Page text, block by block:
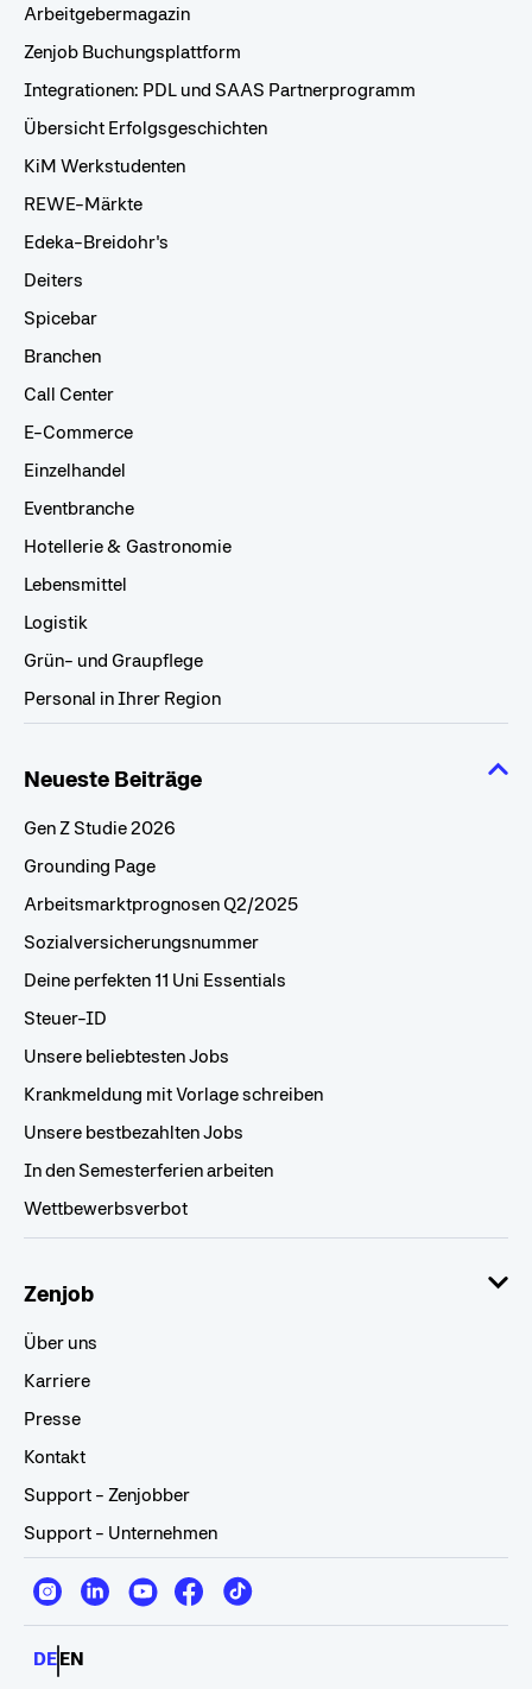
Arbeitgebermagazin
Zenjob Buchungsplattform
Integrationen: PDL und SAAS Partnerprogramm
Übersicht Erfolgsgeschichten
KiM Werkstudenten
REWE-Märkte
Edeka-Breidohr's
Deiters
Spicebar
Branchen
Call Center
E-Commerce
Einzelhandel
Eventbranche
Hotellerie & Gastronomie
Lebensmittel
Logistik
Grün- und Graupflege
Personal in Ihrer Region
Neueste Beiträge
Gen Z Studie 2026
Grounding Page
Arbeitsmarktprognosen Q2/2025
Sozialversicherungsnummer
Deine perfekten 11 Uni Essentials
Steuer-ID
Unsere beliebtesten Jobs
Krankmeldung mit Vorlage schreiben
Unsere bestbezahlten Jobs
In den Semesterferien arbeiten
Wettbewerbsverbot
Zenjob
Über uns
Karriere
Presse
Kontakt
Support - Zenjobber
Support - Unternehmen
DEEN